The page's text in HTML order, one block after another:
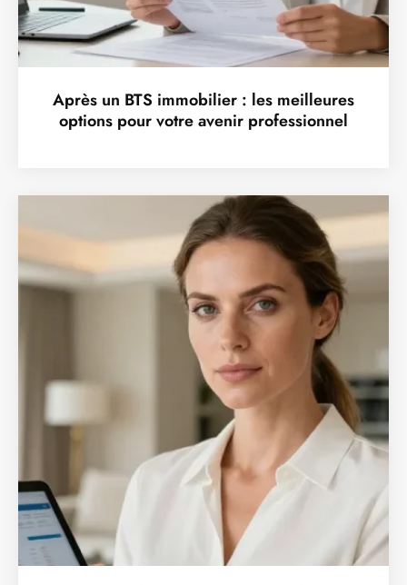
Après un BTS immobilier : les meilleures
options pour votre avenir professionnel